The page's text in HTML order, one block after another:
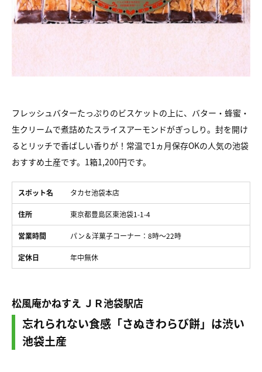
フレッシュバターたっぷりのビスケットの上に、バター・蜂蜜・
生クリームで煮詰めたスライスアーモンドがぎっしり。封を開け
るとリッチで香ばしい香りが！常温で1ヵ月保存OKの人気の池袋
おすすめ土産です。1箱1,200円です。
スポット名 タカセ池袋本店
住所 東京都豊島区東池袋1-1-4
営業時間 パン＆洋菓子コーナー：8時～22時
定休日 年中無休
松風庵かねすえ ＪＲ池袋駅店
忘れられない食感「さぬきわらび餅」は渋い
池袋土産